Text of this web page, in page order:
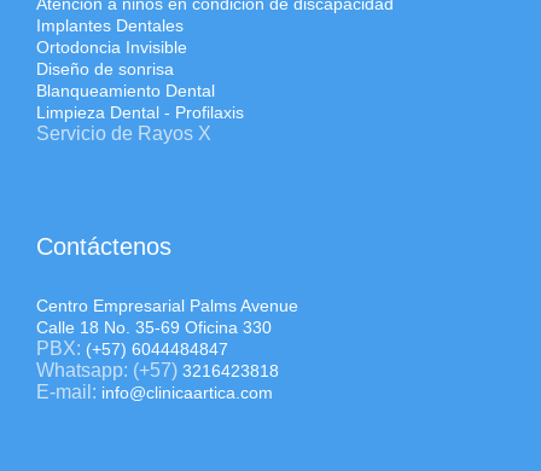
Implantes Dentales
Ortodoncia Invisible
Diseño de sonrisa
Blanqueamiento Dental
Limpieza Dental - Profilaxis
Servicio de Rayos X
Contáctenos
Centro Empresarial Palms Avenue
Calle 18 No. 35-69 Oficina 330
PBX: (+57) 6044484847
Whatsapp: (+57) 3216423818
E-mail: info@clinicaartica.com